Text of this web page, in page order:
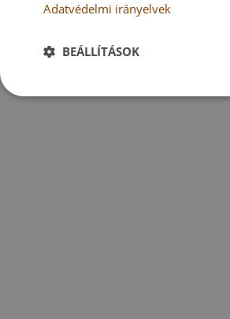
Adatvédelmi irányelvek
BEÁLLÍTÁSOK